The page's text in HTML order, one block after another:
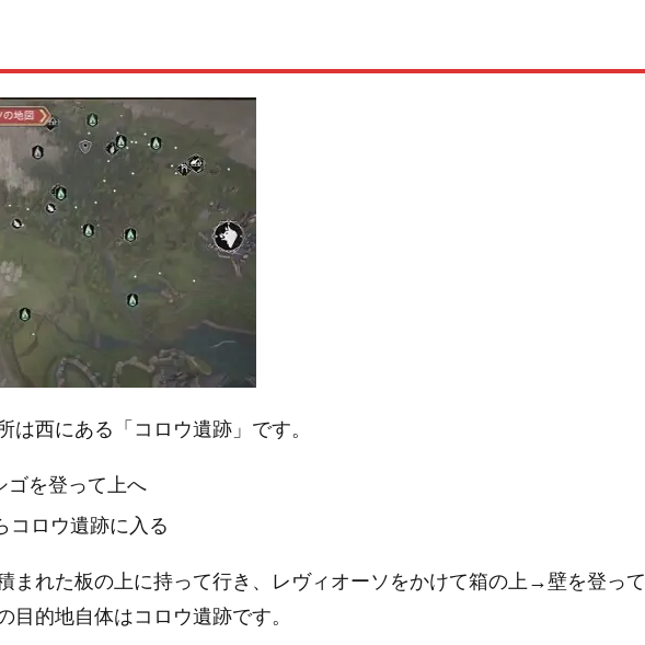
は西にある「コロウ遺跡」です。
ゴを登って上へ
コロウ遺跡に入る
まれた板の上に持って行き、レヴィオーソをかけて箱の上→壁を登って
目的地自体はコロウ遺跡です。